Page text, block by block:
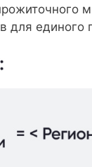
для единого